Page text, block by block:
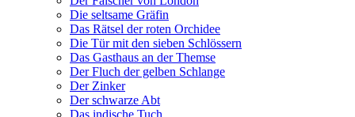
Die seltsame Gräfin
Das Rätsel der roten Orchidee
Die Tür mit den sieben Schlössern
Das Gasthaus an der Themse
Der Fluch der gelben Schlange
Der Zinker
Der schwarze Abt
Das indische Tuch